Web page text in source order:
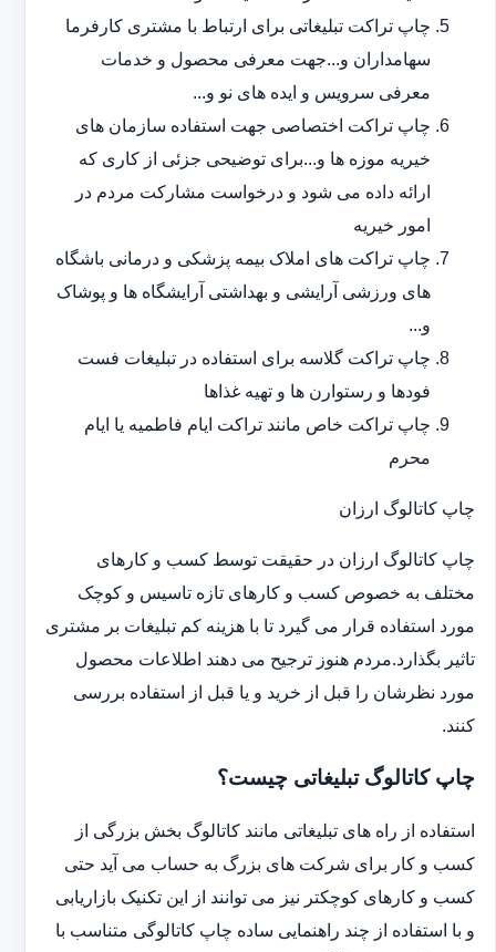
چاپ تراکت تبلیغاتی برای ارتباط با مشتری کارفرما
سهامداران و...جهت معرفی محصول و خدمات
معرفی سرویس و ایده های نو و...
چاپ تراکت اختصاصی جهت استفاده سازمان های
خیریه موزه ها و...برای توضیحی جزئی از کاری که
ارائه داده می شود و درخواست مشارکت مردم در
امور خیریه
چاپ تراکت های املاک بیمه پزشکی و درمانی باشگاه
های ورزشی آرایشی و بهداشتی آرایشگاه ها و پوشاک
و...
چاپ تراکت گلاسه برای استفاده در تبلیغات فست
فودها و رستوارن ها و تهیه غذاها
چاپ تراکت خاص مانند تراکت ایام فاطمیه یا ایام
محرم
چاپ کاتالوگ ارزان
چاپ کاتالوگ ارزان در حقیقت توسط کسب و کارهای
مختلف به خصوص کسب و کارهای تازه تاسیس و کوچک
مورد استفاده قرار می گیرد تا با هزینه کم تبلیغات بر مشتری
تاثیر بگذارد.مردم هنوز ترجیح می دهند اطلاعات محصول
مورد نظرشان را قبل از خرید و یا قبل از استفاده بررسی
کنند.
چاپ کاتالوگ تبلیغاتی چیست؟
استفاده از راه های تبلیغاتی مانند کاتالوگ بخش بزرگی از
کسب و کار برای شرکت های بزرگ به حساب می آید حتی
کسب و کارهای کوچکتر نیز می توانند از این تکنیک بازاریابی
و با استفاده از چند راهنمایی ساده چاپ کاتالوگی متناسب با